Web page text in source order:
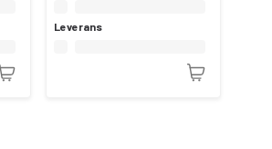
Leverans